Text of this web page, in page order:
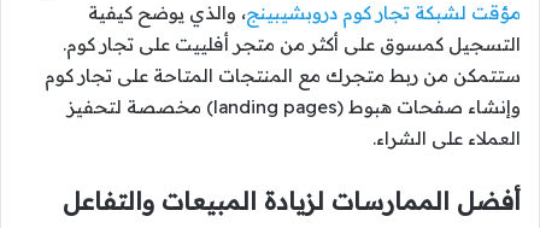
مؤقت لشبكة تجار كوم دروبشيبينج، والذي يوضح كيفية
التسجيل كمسوق على أكثر من متجر أفلييت على تجار كوم.
ستتمكن من ربط متجرك مع المنتجات المتاحة على تجار كوم
وإنشاء صفحات هبوط (landing pages) مخصصة لتحفيز
العملاء على الشراء.
أفضل الممارسات لزيادة المبيعات والتفاعل